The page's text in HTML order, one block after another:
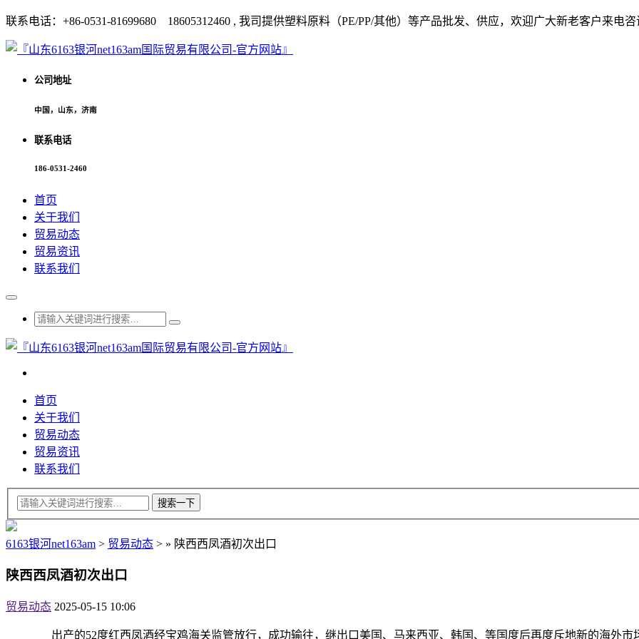
联系电话：+86-0531-81699680 18605312460 , 我司提供塑料原料（PE/PP/其他）等产品批发、供应，欢迎广大新老客户来电
公司地址
中国，山东，济南
联系电话
186-0531-2460
首页
关于我们
贸易动态
贸易资讯
联系我们
首页
关于我们
贸易动态
贸易资讯
联系我们
6163银河net163am > 贸易动态 > » 陕西西凤酒初次出口
陕西西凤酒初次出口
贸易动态 2025-05-15 10:06
出产的52度红西凤酒经宝鸡海关监管放行，成功输往，继出口美国、马来西亚、韩国、等国度后再度斥地新的海外市